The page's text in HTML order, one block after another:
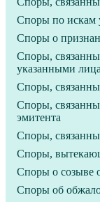
Споры по искам
Споры о
Споры,
указанными
Споры,
Споры,
эмитента
Споры,
Споры,
Споры о созыве
Споры об